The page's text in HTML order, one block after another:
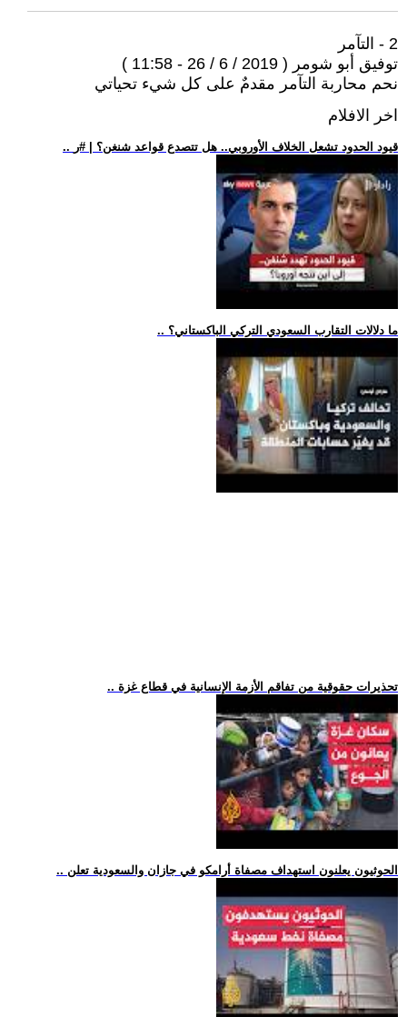
2 - التآمر
توفيق أبو شومر ( 2019 / 6 / 26 - 11:58 )
نحم محاربة التآمر مقدمٌ على كل شيء تحياتي
اخر الافلام
.. قيود الحدود تشعل الخلاف الأوروبي.. هل تتصدع قواعد شنغن؟ | #ر
.. ما دلالات التقارب السعودي التركي الباكستاني؟
.. تحذيرات حقوقية من تفاقم الأزمة الإنسانية في قطاع غزة
.. الحوثيون يعلنون استهداف مصفاة أرامكو في جازان والسعودية تعلن